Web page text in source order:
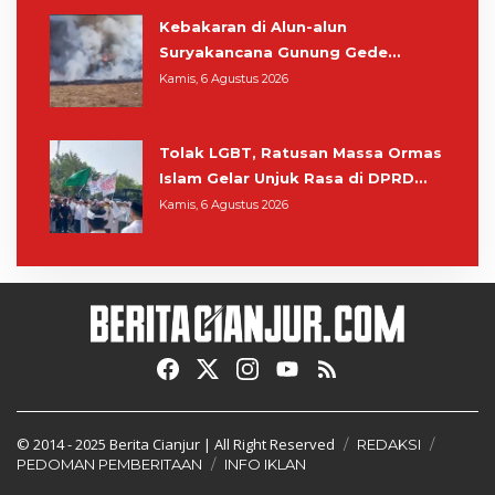
Kebakaran di Alun-alun
Suryakancana Gunung Gede
Pangrango, Relawan dan Warga
Kamis, 6 Agustus 2026
Tolak LGBT, Ratusan Massa Ormas
Islam Gelar Unjuk Rasa di DPRD
Cianjur
Kamis, 6 Agustus 2026
© 2014 - 2025 Berita Cianjur | All Right Reserved
REDAKSI
PEDOMAN PEMBERITAAN
INFO IKLAN